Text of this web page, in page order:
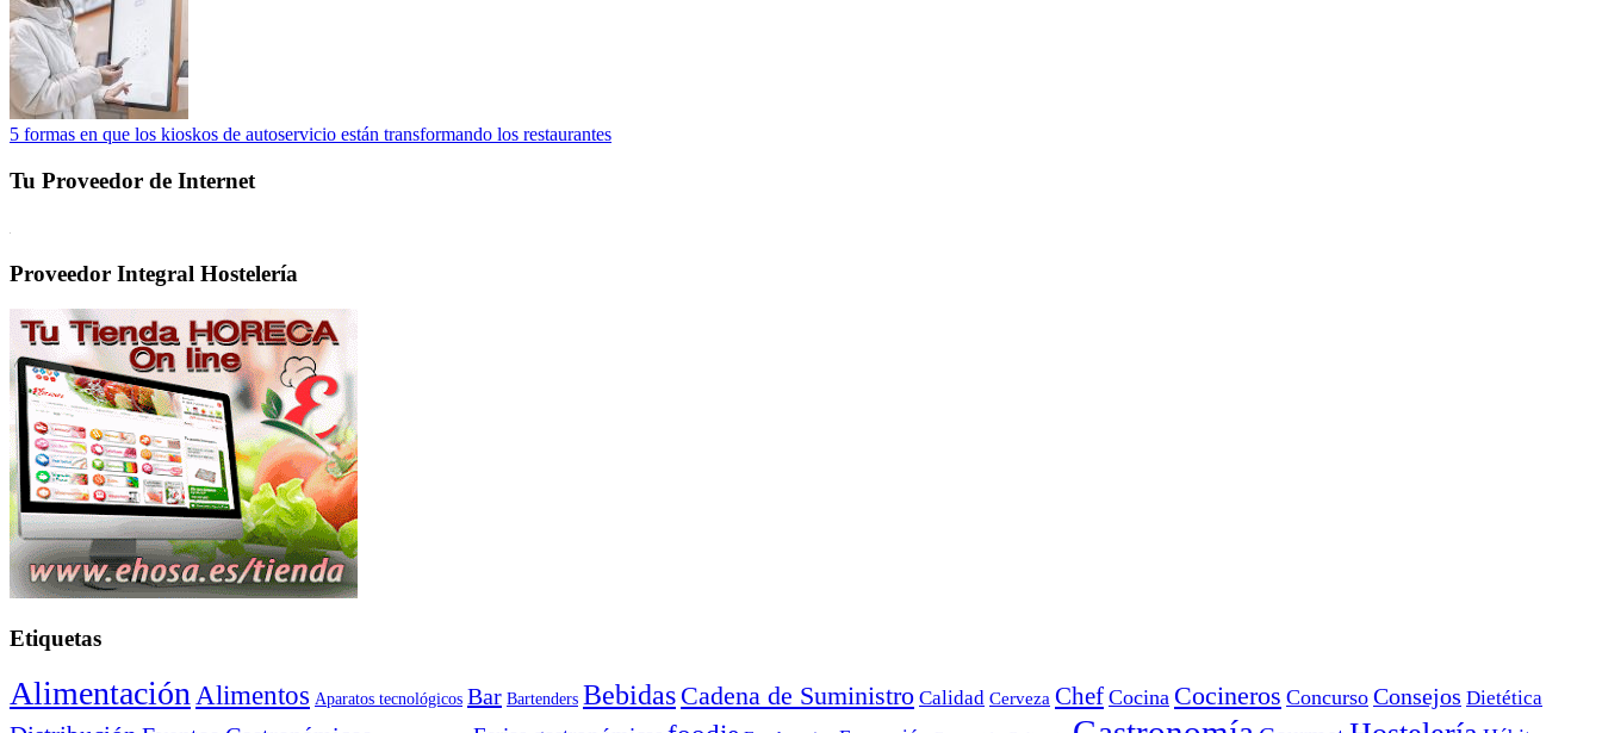
5 formas en que los kioskos de autoservicio están transformando los restaurantes
Tu Proveedor de Internet
Proveedor Integral Hostelería
Etiquetas
Alimentación Alimentos Aparatos tecnológicos Bar Bartenders Bebidas Cadena de Suministro Calidad Cerveza Chef Cocina Cocineros Concurso Consejos Dietética